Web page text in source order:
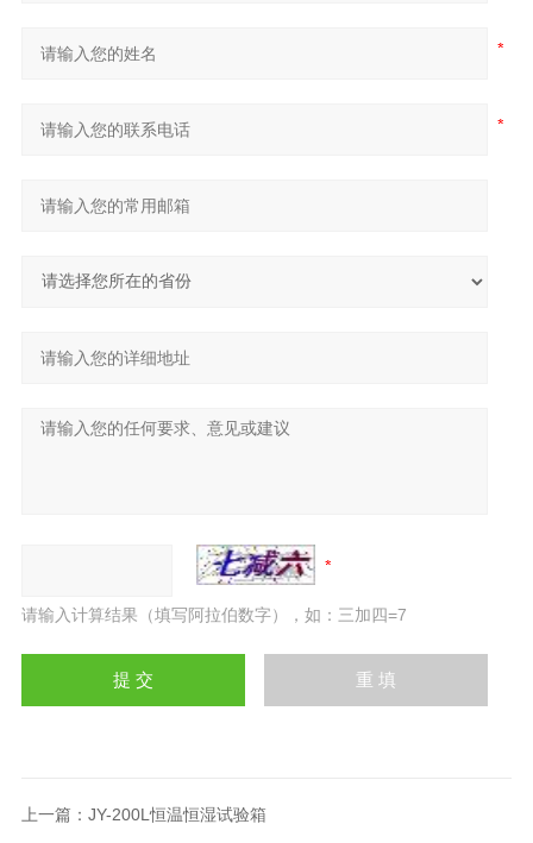
请输入计算结果（填写阿拉伯数字），如：三加四=7
上一篇： JY-200L恒温恒湿试验箱